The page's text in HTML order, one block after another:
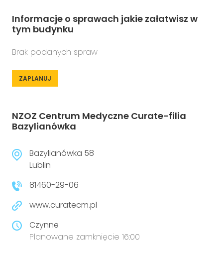
Informacje o sprawach jakie załatwisz w
tym budynku
Brak podanych spraw
ZAPLANUJ
NZOZ Centrum Medyczne Curate-filia
Bazylianówka
Bazylianówka 58
Lublin
81460-29-06
www.curatecm.pl
Czynne
Planowane zamknięcie 16:00